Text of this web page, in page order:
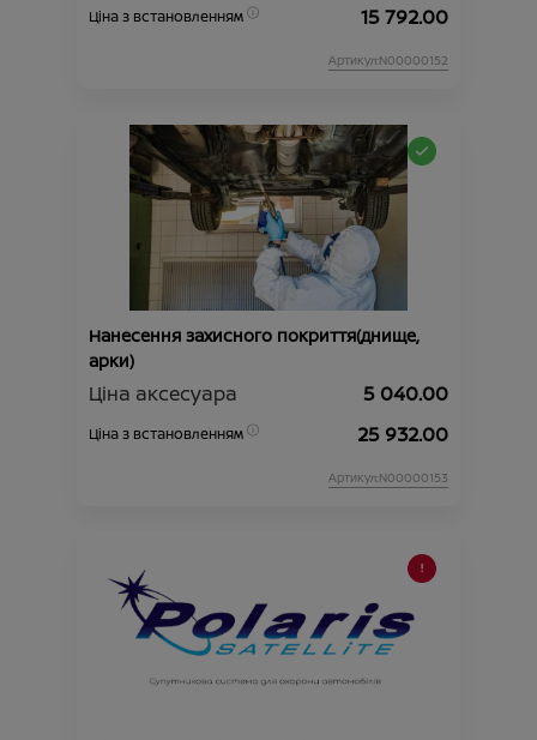
Ціна з встановленням 15 792.00
Артикул:N00000152
Нанесення захисного покриття(днище,
арки)
Ціна аксесуара 5 040.00
Ціна з встановленням 25 932.00
Артикул:N00000153